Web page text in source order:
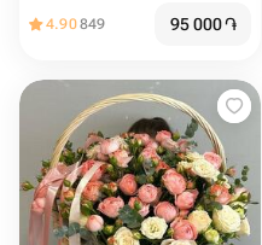
4.90849 95 000֏